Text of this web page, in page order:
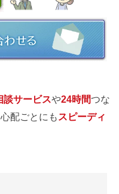
談サービスや24時間つな
配ごとにも スピーディ